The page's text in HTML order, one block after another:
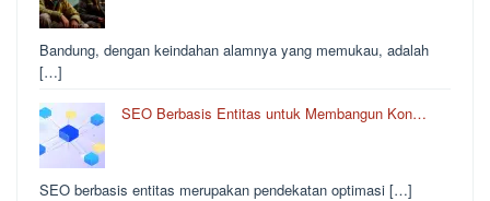
Bandung, dengan keindahan alamnya yang memukau, adalah
[…]
SEO Berbasis Entitas untuk Membangun Kon…
SEO berbasis entitas merupakan pendekatan optimasi […]